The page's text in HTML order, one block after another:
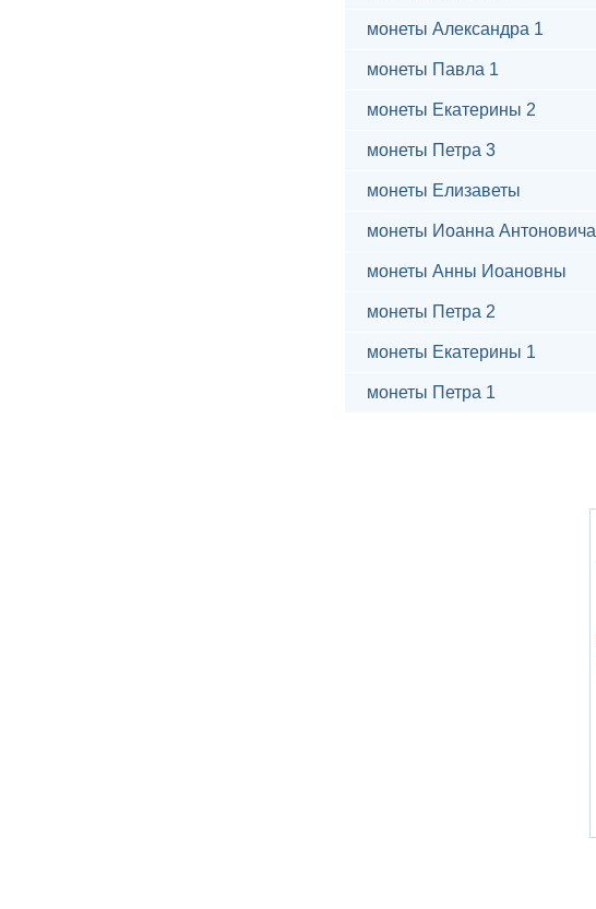
монеты Александра 1
монеты Павла 1
монеты Екатерины 2
монеты Петра 3
монеты Елизаветы
монеты Иоанна Антоновича
монеты Анны Иоановны
монеты Петра 2
монеты Екатерины 1
монеты Петра 1